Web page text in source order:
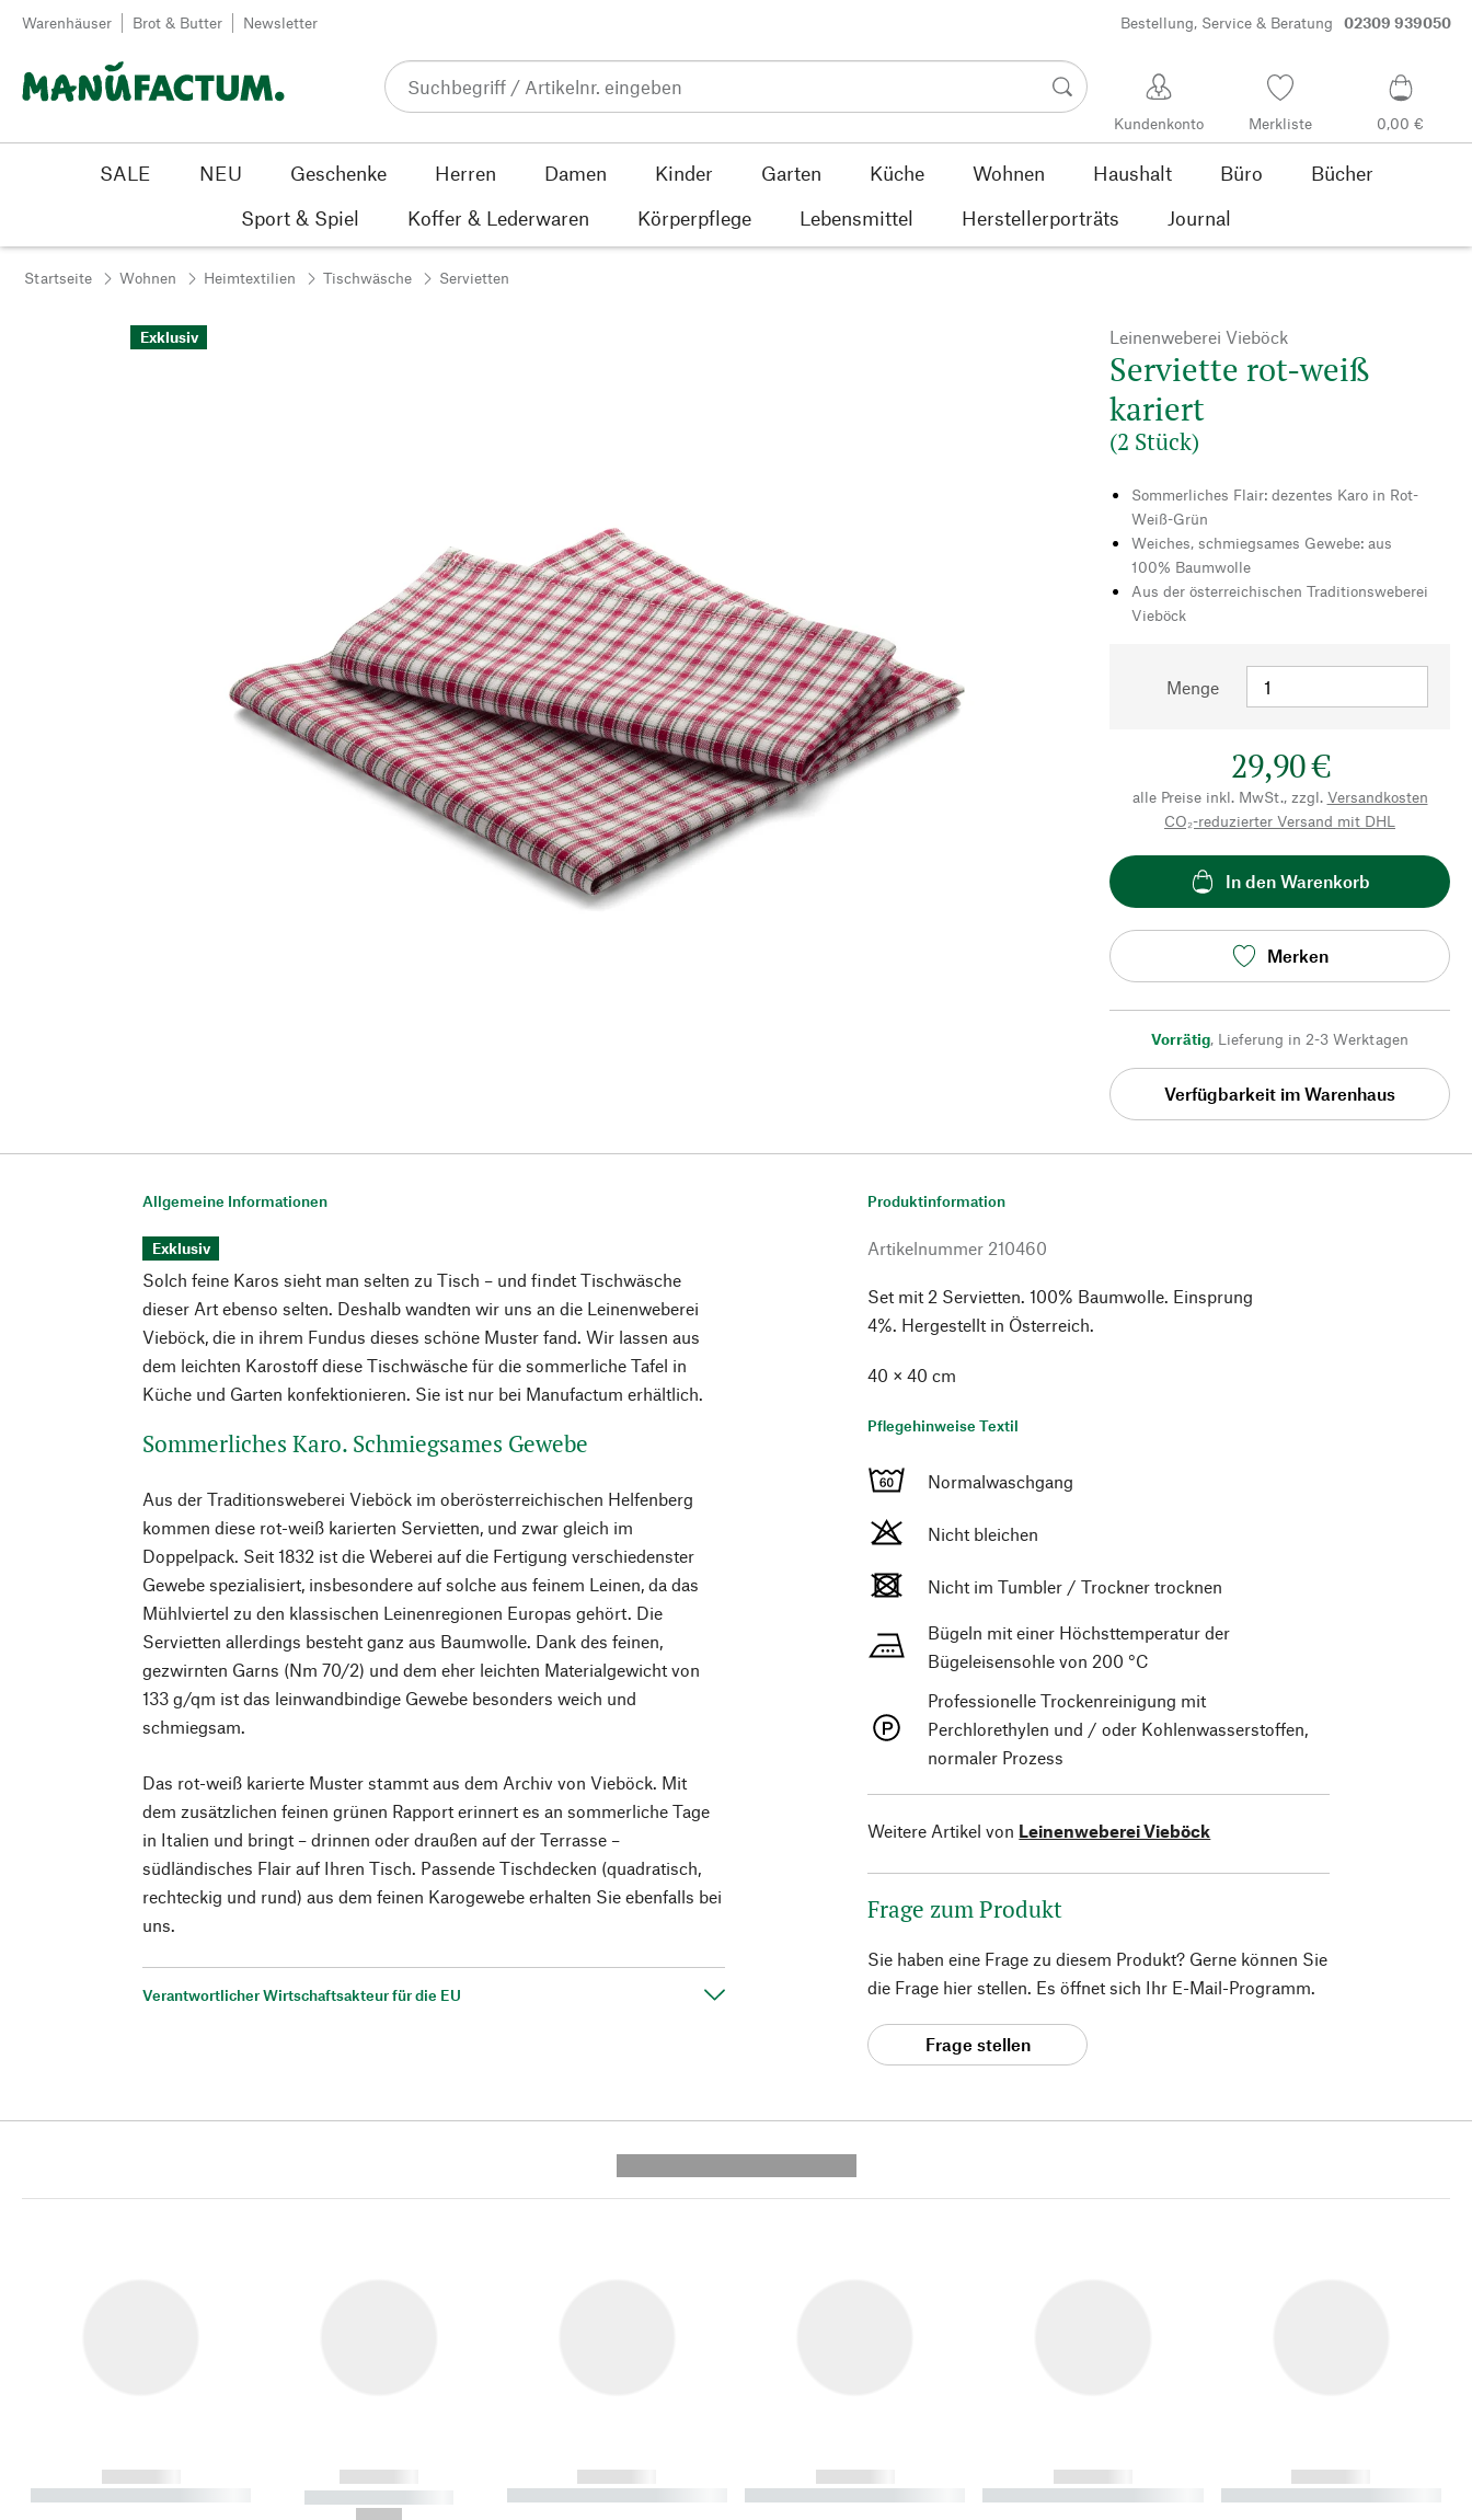
Zum Inhalt springen
Warenhäuser Brot & Butter Newsletter Bestellung, Service & Beratung 02309 939050
Kundenkonto Merkliste 0,00 €
SALE NEU Geschenke Herren Damen Kinder Garten Küche Wohnen Haushalt Büro
Bücher
Sport & Spiel
Koffer & Lederwaren Körperpflege Lebensmittel Herstellerporträts Journal
Startseite Wohnen Heimtextilien Tischwäsche Servietten
Exklusiv Leinenweberei Vieböck
Serviette rot-weiß
kariert
(2 Stück)
Sommerliches Flair: dezentes Karo in Rot-
Weiß-Grün
Weiches, schmiegsames Gewebe: aus
100% Baumwolle
Aus der österreichischen Traditionsweberei
Vieböck
Menge
29,90 €
alle Preise inkl. MwSt., zzgl. Versandkosten
CO₂-reduzierter Versand mit DHL
In den Warenkorb
Merken
Vorrätig, Lieferung in 2-3 Werktagen
Verfügbarkeit im Warenhaus
Allgemeine Informationen
Exklusiv
Solch feine Karos sieht man selten zu Tisch – und findet Tischwäsche
dieser Art ebenso selten. Deshalb wandten wir uns an die Leinenweberei
Vieböck, die in ihrem Fundus dieses schöne Muster fand. Wir lassen aus
dem leichten Karostoff diese Tischwäsche für die sommerliche Tafel in
Küche und Garten konfektionieren. Sie ist nur bei Manufactum erhältlich.
Sommerliches Karo. Schmiegsames Gewebe
Aus der Traditionsweberei Vieböck im oberösterreichischen Helfenberg
kommen diese rot-weiß karierten Servietten, und zwar gleich im
Doppelpack. Seit 1832 ist die Weberei auf die Fertigung verschiedenster
Gewebe spezialisiert, insbesondere auf solche aus feinem Leinen, da das
Mühlviertel zu den klassischen Leinenregionen Europas gehört. Die
Servietten allerdings besteht ganz aus Baumwolle. Dank des feinen,
gezwirnten Garns (Nm 70/2) und dem eher leichten Materialgewicht von
133 g/qm ist das leinwandbindige Gewebe besonders weich und
schmiegsam.
Das rot-weiß karierte Muster stammt aus dem Archiv von Vieböck. Mit
dem zusätzlichen feinen grünen Rapport erinnert es an sommerliche Tage
in Italien und bringt – drinnen oder draußen auf der Terrasse –
südländisches Flair auf Ihren Tisch. Passende Tischdecken (quadratisch,
rechteckig und rund) aus dem feinen Karogewebe erhalten Sie ebenfalls bei
uns.
Verantwortlicher Wirtschaftsakteur für die EU
Produktinformation
Artikelnummer 210460
Set mit 2 Servietten. 100% Baumwolle. Einsprung
4%. Hergestellt in Österreich.
40 × 40 cm
Pflegehinweise Textil
Normalwaschgang
Nicht bleichen
Nicht im Tumbler / Trockner trocknen
Bügeln mit einer Höchsttemperatur der
Bügeleisensohle von 200 °C
Professionelle Trockenreinigung mit
Perchlorethylen und / oder Kohlenwasserstoffen,
normaler Prozess
Weitere Artikel von Leinenweberei Vieböck
Frage zum Produkt
Sie haben eine Frage zu diesem Produkt? Gerne können Sie
die Frage hier stellen. Es öffnet sich Ihr E-Mail-Programm.
Frage stellen
------------
----------- ----------- ----------
------------
----------- -----------
------------
----------- ----------- ----------
------------
----------- ----------- ----------
------------
----------- ----------- ----------
------------
----------- ----------- ----------